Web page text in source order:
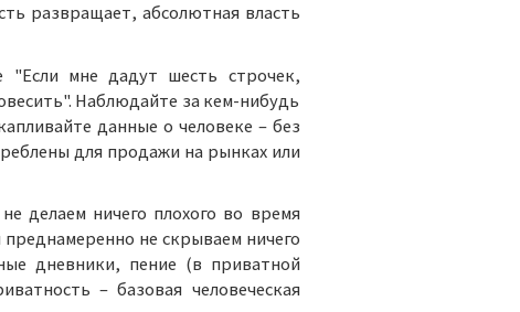
развращает, абсолютная власть
"Если мне дадут шесть строчек,
Наблюдайте за кем-нибудь
данные о человеке – без
для продажи на рынках или
делаем ничего плохого во время
не скрываем ничего
дневники, пение (в приватной
– базовая человеческая